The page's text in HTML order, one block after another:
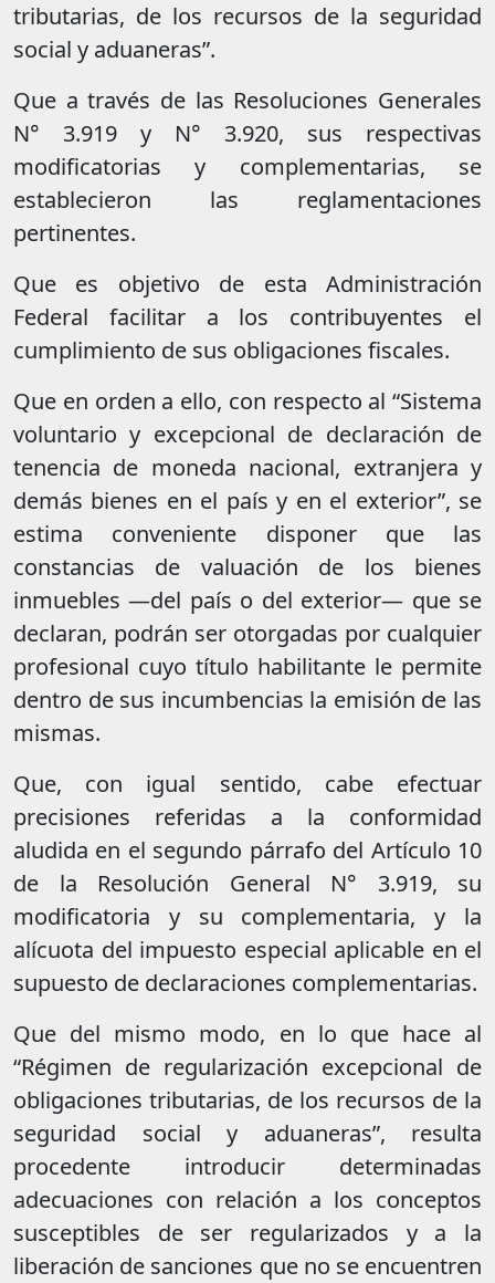
tributarias, de los recursos de la seguridad
social y aduaneras”.
Que a través de las Resoluciones Generales
N° 3.919 y N° 3.920, sus respectivas
modificatorias y complementarias, se
establecieron las reglamentaciones
pertinentes.
Que es objetivo de esta Administración
Federal facilitar a los contribuyentes el
cumplimiento de sus obligaciones fiscales.
Que en orden a ello, con respecto al “Sistema
voluntario y excepcional de declaración de
tenencia de moneda nacional, extranjera y
demás bienes en el país y en el exterior”, se
estima conveniente disponer que las
constancias de valuación de los bienes
inmuebles —del país o del exterior— que se
declaran, podrán ser otorgadas por cualquier
profesional cuyo título habilitante le permite
dentro de sus incumbencias la emisión de las
mismas.
Que, con igual sentido, cabe efectuar
precisiones referidas a la conformidad
aludida en el segundo párrafo del Artículo 10
de la Resolución General N° 3.919, su
modificatoria y su complementaria, y la
alícuota del impuesto especial aplicable en el
supuesto de declaraciones complementarias.
Que del mismo modo, en lo que hace al
“Régimen de regularización excepcional de
obligaciones tributarias, de los recursos de la
seguridad social y aduaneras”, resulta
procedente introducir determinadas
adecuaciones con relación a los conceptos
susceptibles de ser regularizados y a la
liberación de sanciones que no se encuentren